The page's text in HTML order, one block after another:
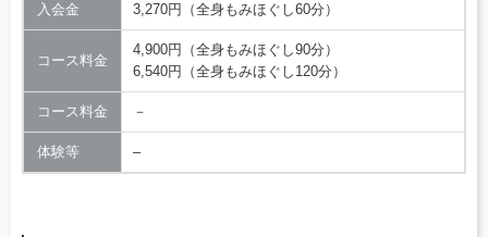
入会金 3,270円（全身もみほぐし60分）
コース料金
4,900円（全身もみほぐし90分）
6,540円（全身もみほぐし120分）
コース料金 －
体験等 –